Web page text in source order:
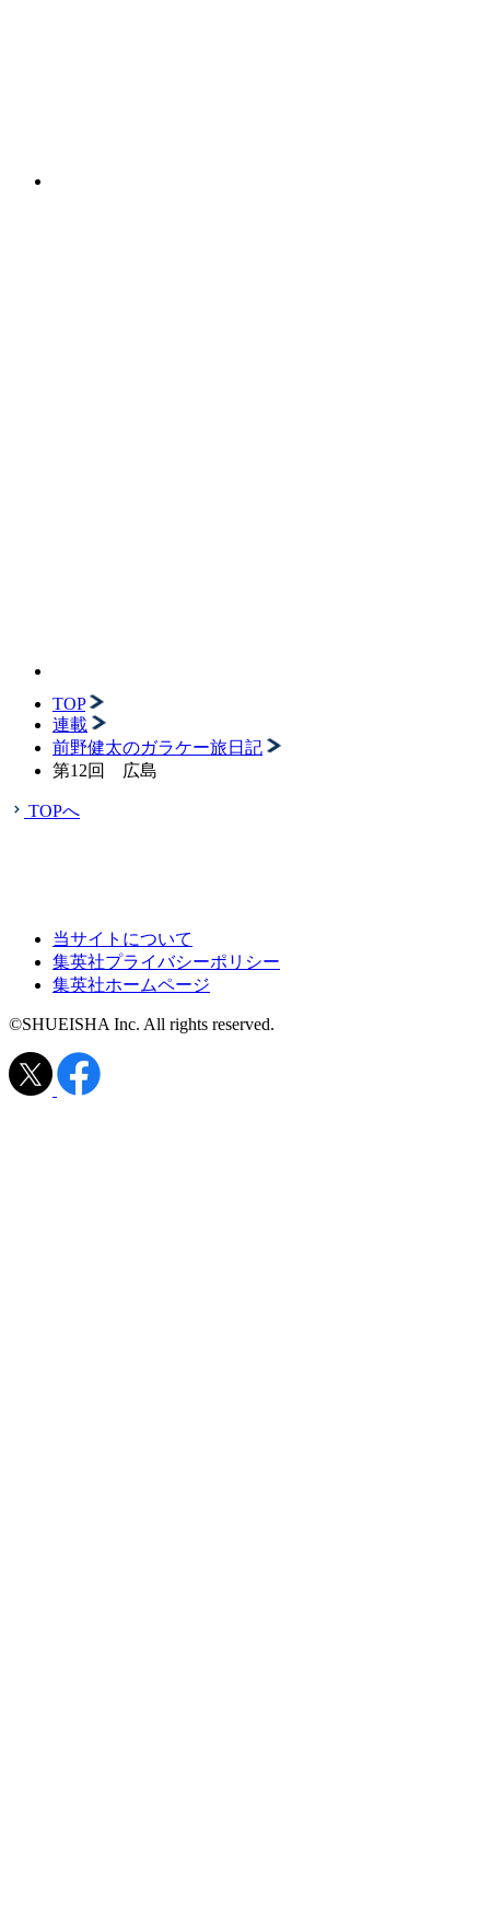
TOP
連載
前野健太のガラケー旅日記
第12回 広島
TOPへ
当サイトについて
集英社プライバシーポリシー
集英社ホームページ
©SHUEISHA Inc. All rights reserved.